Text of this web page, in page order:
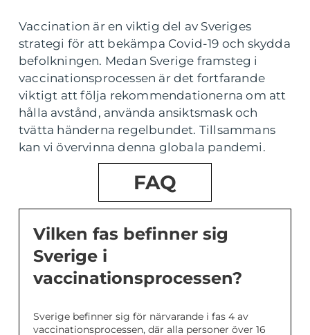
Vaccination är en viktig del av Sveriges
strategi för att bekämpa Covid-19 och skydda
befolkningen. Medan Sverige framsteg i
vaccinationsprocessen är det fortfarande
viktigt att följa rekommendationerna om att
hålla avstånd, använda ansiktsmask och
tvätta händerna regelbundet. Tillsammans
kan vi övervinna denna globala pandemi.
FAQ
Vilken fas befinner sig
Sverige i
vaccinationsprocessen?
Sverige befinner sig för närvarande i fas 4 av
vaccinationsprocessen, där alla personer över 16